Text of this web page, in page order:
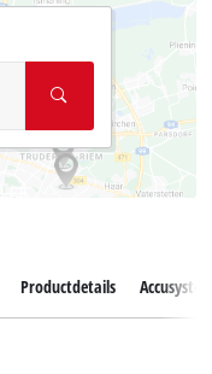
Productdetails